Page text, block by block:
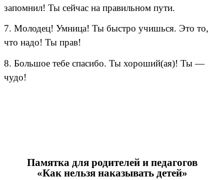
запомнил! Ты сейчас на правильном пути.
7. Молодец! Умница! Ты быстро учишься. Это то,
что надо! Ты прав!
8. Большое тебе спасибо. Ты хороший(ая)! Ты —
чудо!
Памятка для родителей и педагогов
«Как нельзя наказывать детей»